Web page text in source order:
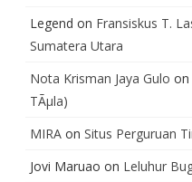
Legend on Fransiskus T.
Sumatera Utara
Nota Krisman Jaya Gulo on
TÃµla)
MIRA on Situs Perguruan
Jovi Maruao on Leluhur